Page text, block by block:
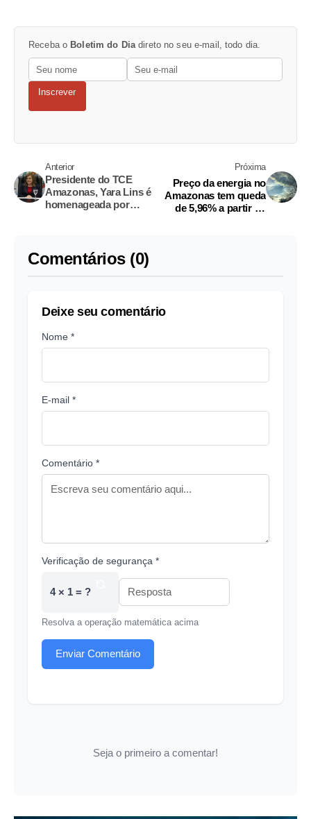
Receba o Boletim do Dia direto no seu e-mail, todo dia.
Inscrever
Anterior
Presidente do TCE
Amazonas, Yara Lins é
homenageada por
Próxima
Preço da energia no
Amazonas tem queda
de 5,96% a partir de
Comentários (0)
Deixe seu comentário
Nome *
E-mail *
Comentário *
Verificação de segurança *
4 × 1 = ?
Resolva a operação matemática acima
Enviar Comentário
Seja o primeiro a comentar!